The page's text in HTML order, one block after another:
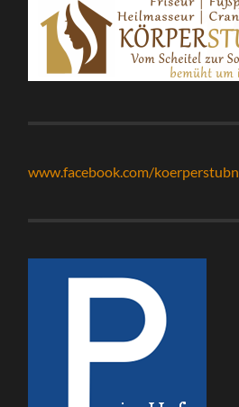
www.facebook.com/koerperstubn